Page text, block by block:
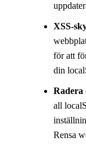
XSS-
för att
din
Radera
all
Rensa